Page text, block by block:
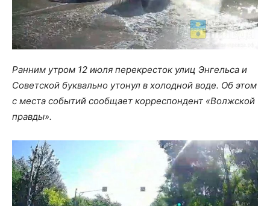
Ранним утром 12 июля перекресток улиц Энгельса и
Советской буквально утонул в холодной воде. Об этом
с места событий сообщает корреспондент «Волжской
правды».